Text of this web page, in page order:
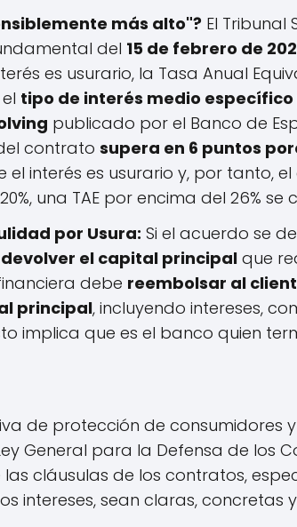
más alto"? El
del 15 de febrero de
es usurario, la Tasa Anual
tipo de interés medio
publicado por el Banco de
contrato supera en 6 puntos
el interés es usurario y, por tanto,
una TAE por encima del 26%
por Usura: Si el acuerdo se
el capital principal que
debe reembolsar al
principal, incluyendo intereses,
implica que es el banco quien
de protección de consumidores
General para la Defensa de los
las cláusulas de los contratos,
intereses, sean claras, concretas